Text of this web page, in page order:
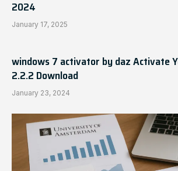
2024
January 17, 2025
windows 7 activator by daz Activate
2.2.2 Download
January 23, 2024